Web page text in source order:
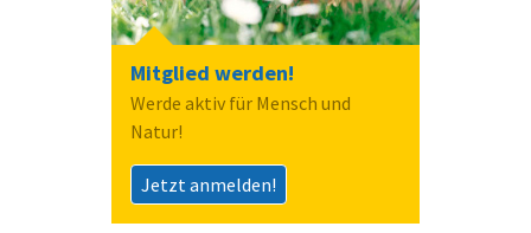
Mitglied werden!
Werde aktiv für Mensch und
Natur!
Jetzt anmelden!